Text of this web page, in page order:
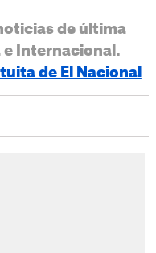
de última
e Internacional.
de El Nacional